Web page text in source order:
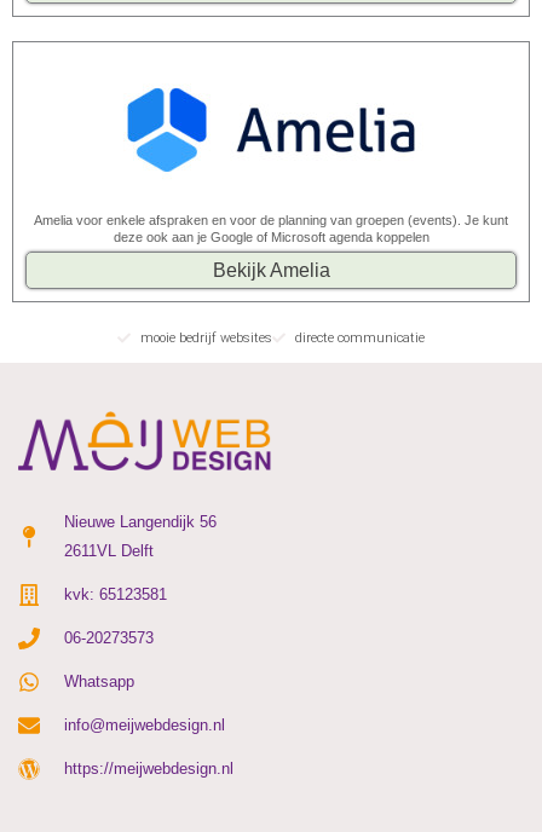
Amelia voor enkele afspraken en voor de planning van groepen (events). Je kunt
deze ook aan je Google of Microsoft agenda koppelen
Bekijk Amelia
mooie bedrijf websites directe communicatie
Nieuwe Langendijk 56
2611VL Delft
kvk: 65123581
06-20273573
Whatsapp
info@meijwebdesign.nl
https://meijwebdesign.nl